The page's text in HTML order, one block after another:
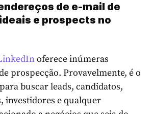
de e-mail de
e prospects no
oferece inúmeras
prospecção. Provavelmente, é o
buscar leads, candidatos,
investidores e qualquer